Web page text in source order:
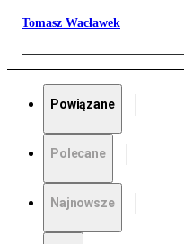
Tomasz Wacławek
Powiązane
Polecane
Najnowsze